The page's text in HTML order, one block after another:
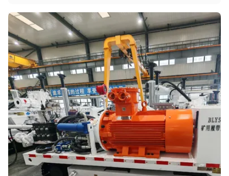
мощным элементом гидравлической системы
современного ...